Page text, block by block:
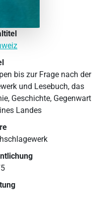
bis zur Frage nach der
und Lesebuch, das
Geschichte, Gegenwart
Landes